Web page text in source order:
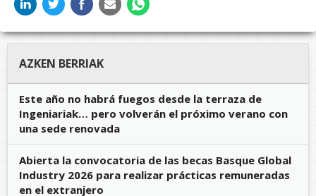
AZKEN BERRIAK
Este año no habrá fuegos desde la terraza de
Ingeniariak… pero volverán el próximo verano con
una sede renovada
Abierta la convocatoria de las becas Basque Global
Industry 2026 para realizar prácticas remuneradas
en el extranjero